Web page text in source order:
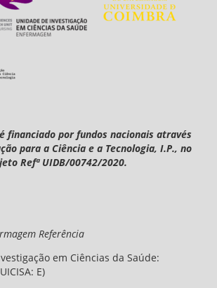
financiado por fundos nacionais através
para a Ciência e a Tecnologia, I.P., no
Refª UIDB/00742/2020.
Referência
em Ciências da Saúde:
E)